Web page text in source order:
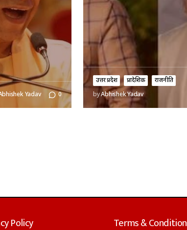
Yadav 0
उत्तर प्रदेश प्रादेशिक
राजनीति
byAbhishek Yadav
Policy Terms &